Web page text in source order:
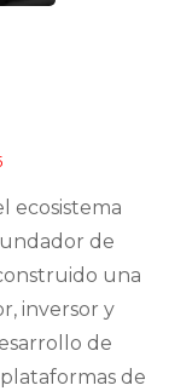
ecosistema
de
una
inversor y
de
de